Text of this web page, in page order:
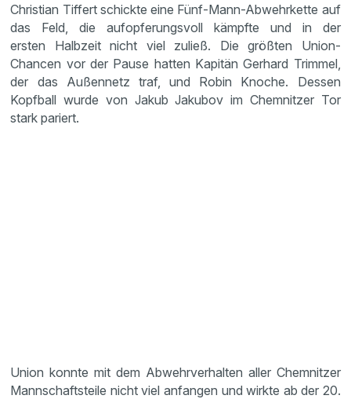
Christian Tiffert schickte eine Fünf-Mann-Abwehrkette auf
das Feld, die aufopferungsvoll kämpfte und in der
ersten Halbzeit nicht viel zuließ. Die größten Union-
Chancen vor der Pause hatten Kapitän Gerhard Trimmel,
der das Außennetz traf, und Robin Knoche. Dessen
Kopfball wurde von Jakub Jakubov im Chemnitzer Tor
stark pariert.
Union konnte mit dem Abwehrverhalten aller Chemnitzer
Mannschaftsteile nicht viel anfangen und wirkte ab der 20.